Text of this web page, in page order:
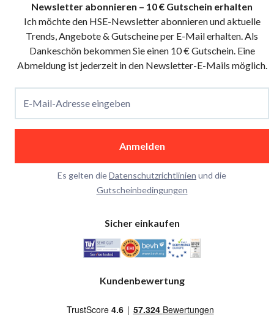
Newsletter abonnieren – 10 € Gutschein erhalten
Ich möchte den HSE-Newsletter abonnieren und aktuelle
Trends, Angebote & Gutscheine per E-Mail erhalten. Als
Dankeschön bekommen Sie einen 10 € Gutschein. Eine
Abmeldung ist jederzeit in den Newsletter-E-Mails möglich.
E-Mail-Adresse eingeben
Anmelden
Es gelten dieDatenschutzrichtlinien und die
Gutscheinbedingungen
Sicher einkaufen
Kundenbewertung